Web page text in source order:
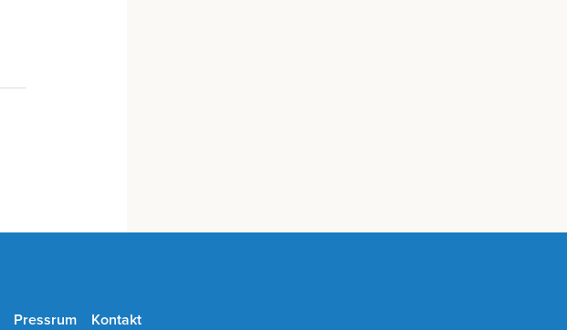
Pressrum Kontakt